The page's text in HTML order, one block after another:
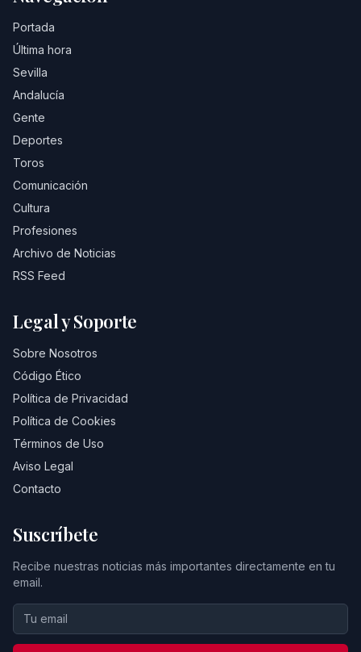
Portada
Última hora
Sevilla
Andalucía
Gente
Deportes
Toros
Comunicación
Cultura
Profesiones
Archivo de Noticias
RSS Feed
Legal y Soporte
Sobre Nosotros
Código Ético
Política de Privacidad
Política de Cookies
Términos de Uso
Aviso Legal
Contacto
Suscríbete
Recibe nuestras noticias más importantes directamente en tu
email.